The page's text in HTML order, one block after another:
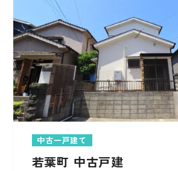
中古一戸建て
若葉町 中古戸建